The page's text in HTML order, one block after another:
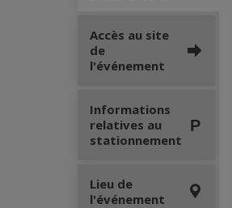
Accès au site
de
l'événement
Informations
relatives au
stationnement
Lieu de
l'événement